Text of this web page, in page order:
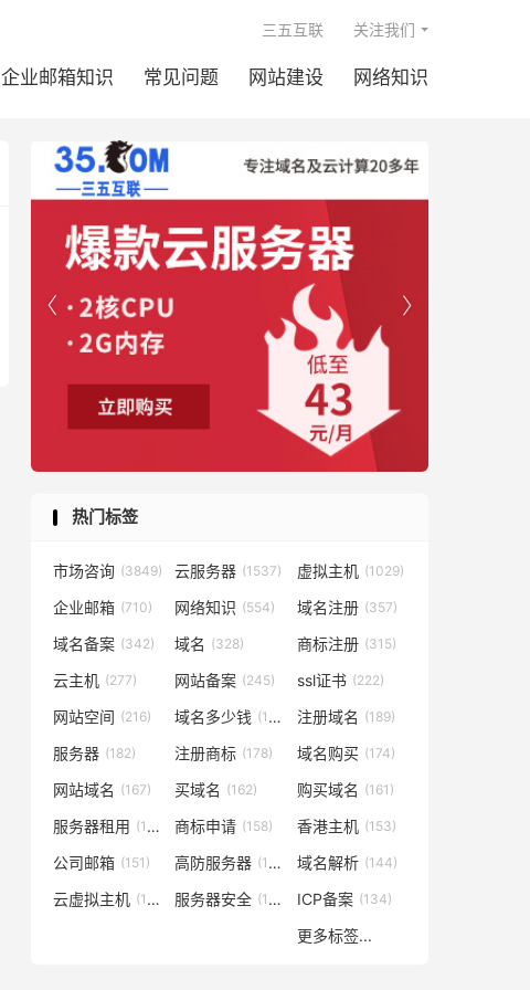
企业邮箱知识 常见问题 网站建设 网络知识
三五互联 关注我们


热门标签
市场咨询 (3849) 云服务器 (1537) 虚拟主机 (1029)
企业邮箱 (710) 网络知识 (554) 域名注册 (357)
域名备案 (342) 域名 (328) 商标注册 (315)
云主机 (277) 网站备案 (245) ssl证书 (222)
网站空间 (216) 域名多少钱 (194) 注册域名 (189)
服务器 (182) 注册商标 (178) 域名购买 (174)
网站域名 (167) 买域名 (162) 购买域名 (161)
服务器租用 (160) 商标申请 (158) 香港主机 (153)
公司邮箱 (151) 高防服务器 (146) 域名解析 (144)
云虚拟主机 (140) 服务器安全 (137) ICP备案 (134)
更多标签...